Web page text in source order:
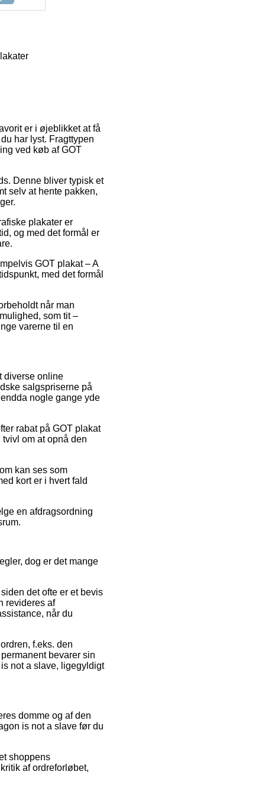
er i øjeblikket at få
har lyst. Fragttypen
ved køb af GOT
Denne bliver typisk et
selv at hente pakken,
plakater er
og med det formål er
GOT plakat – A
med det formål
når man
som tit –
varerne til en
diverse online
salgspriserne på
nogle gange yde
rabat på GOT plakat
om at opnå den
kan ses som
kort er i hvert fald
en afdragsordning
dog er det mange
det ofte er et bevis
revideres af
når du
f.eks. den
bevarer sin
not a slave, ligegyldigt
domme og af den
is not a slave før du
shoppens
af ordreforløbet,